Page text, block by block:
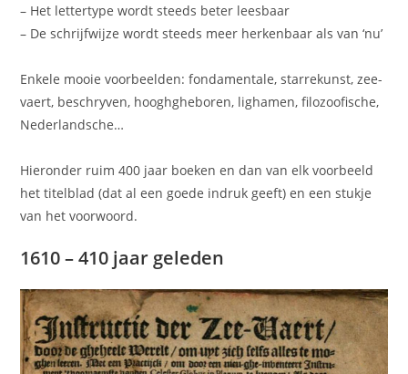
– Het lettertype wordt steeds beter leesbaar
– De schrijfwijze wordt steeds meer herkenbaar als van ‘nu’
Enkele mooie voorbeelden: fondamentale, starrekunst, zee-
vaert, beschryven, hooghgheboren, lighamen, filozoofische,
Nederlandsche…
Hieronder ruim 400 jaar boeken en dan van elk voorbeeld
het titelblad (dat al een goede indruk geeft) en een stukje
van het voorwoord.
1610 – 410 jaar geleden